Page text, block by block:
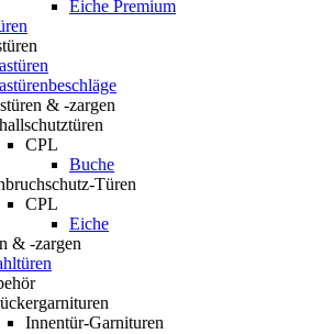
Eiche Premium
& -zargen
CPL
Buche
Türen
CPL
Eiche
& -zargen
Innentür-Garnituren